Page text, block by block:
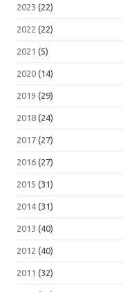
2023 (22)
2022 (22)
2021 (5)
2020 (14)
2019 (29)
2018 (24)
2017 (27)
2016 (27)
2015 (31)
2014 (31)
2013 (40)
2012 (40)
2011 (32)